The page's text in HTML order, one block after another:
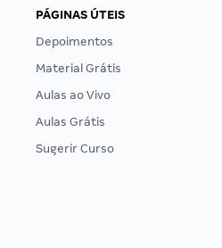
PÁGINAS ÚTEIS
Depoimentos
Material Grátis
Aulas ao Vivo
Aulas Grátis
Sugerir Curso